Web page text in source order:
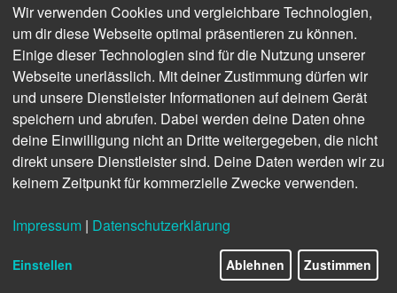
Fortbildungsveranstaltungen verpflichtet.
Das Ziel:
Erfüllung der Arbeitsschutzverordnung
und sicherer Betrieb von Lasern
Das Ergebnis:
Ihr Fachwissen ist auf dem neuesten
Stand
Ihr Weg:
Eintägiges Online- oder Präsenzseminar
mit Teilnahmebescheinigung
Finden Sie freie Termine für das Seminar
Laserschutzbeauftragter –
Wir verwenden Cookies und vergleichbare Technologien,
um dir diese Webseite optimal präsentieren zu können.
Einige dieser Technologien sind für die Nutzung unserer
Webseite unerlässlich. Mit deiner Zustimmung dürfen wir
und unsere Dienstleister Informationen auf deinem Gerät
speichern und abrufen. Dabei werden deine Daten ohne
deine Einwilligung nicht an Dritte weitergegeben, die nicht
direkt unsere Dienstleister sind. Deine Daten werden wir zu
keinem Zeitpunkt für kommerzielle Zwecke verwenden.
Impressum | Datenschutzerklärung
Einstellen Ablehnen Zustimmen